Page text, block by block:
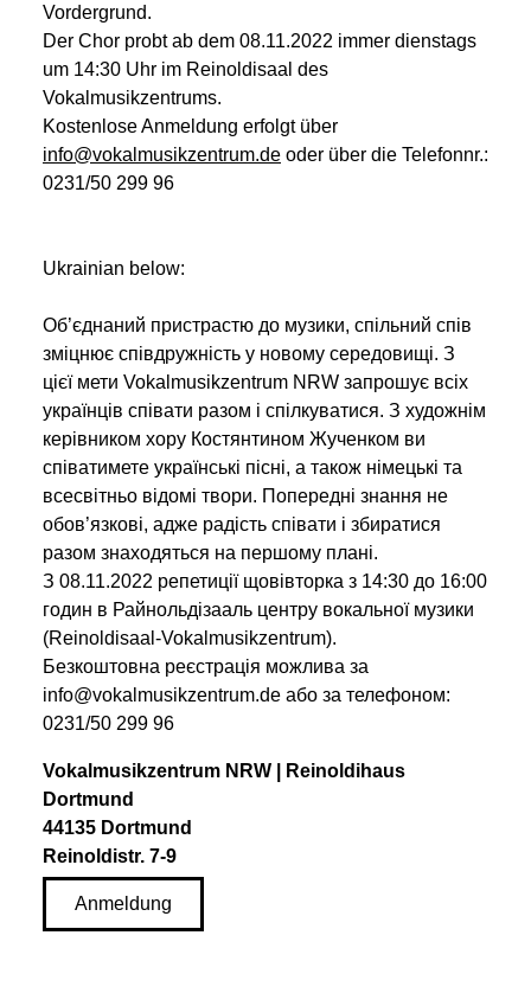
Vordergrund.
Der Chor probt ab dem 08.11.2022 immer dienstags
um 14:30 Uhr im Reinoldisaal des
Vokalmusikzentrums.
Kostenlose Anmeldung erfolgt über
info@vokalmusikzentrum.de oder über die Telefonnr.:
0231/50 299 96
Ukrainian below:
Об’єднаний пристрастю до музики, спільний спів
зміцнює співдружність у новому середовищі. З
цієї мети Vokalmusikzentrum NRW запрошує всіх
українців співати разом і спілкуватися. З художнім
керівником хору Костянтином Жученком ви
співатимете українські пісні, а також німецькі та
всесвітньо відомі твори. Попередні знання не
обов’язкові, адже радість співати і збиратися
разом знаходяться на першому плані.
З 08.11.2022 репетиції щовівторка з 14:30 до 16:00
годин в Райнольдізааль центру вокальної музики
(Reinoldisaal-Vokalmusikzentrum).
Безкоштовна реєстрація можлива за
info@vokalmusikzentrum.de або за телефоном:
0231/50 299 96
Vokalmusikzentrum NRW | Reinoldihaus
Dortmund
44135 Dortmund
Reinoldistr. 7-9
Anmeldung